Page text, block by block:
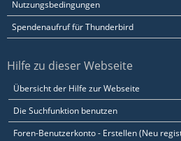
Nutzungsbedingungen
Spendenaufruf für Thunderbird
Hilfe zu dieser Webseite
Übersicht der Hilfe zur Webseite
Die Suchfunktion benutzen
Foren-Benutzerkonto - Erstellen (Neu